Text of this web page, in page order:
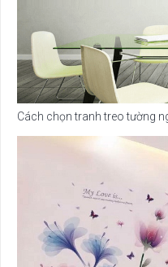
Cách chọn tranh treo tường